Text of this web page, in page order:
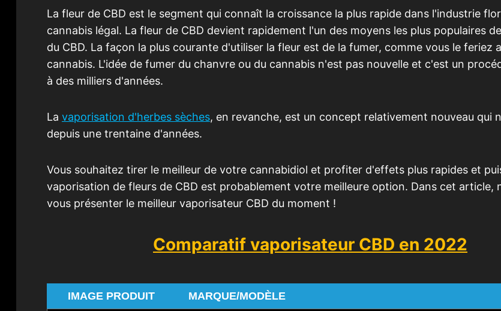
La fleur de CBD est le segment qui connaît la croissance la plus rapide dans l'industrie
cannabis légal. La fleur de CBD devient rapidement l'un des moyens les plus populaires
du CBD. La façon la plus courante d'utiliser la fleur est de la fumer, comme vous le feriez
cannabis. L'idée de fumer du chanvre ou du cannabis n'est pas nouvelle et c'est un
à des milliers d'années.
La vaporisation d'herbes sèches, en revanche, est un concept relativement nouveau qui
depuis une trentaine d'années.
Vous souhaitez tirer le meilleur de votre cannabidiol et profiter d'effets plus rapides et
vaporisation de fleurs de CBD est probablement votre meilleure option. Dans cet article,
vous présenter le meilleur vaporisateur CBD du moment !
Comparatif vaporisateur CBD en 2022
IMAGE PRODUIT MARQUE/MODÈLE